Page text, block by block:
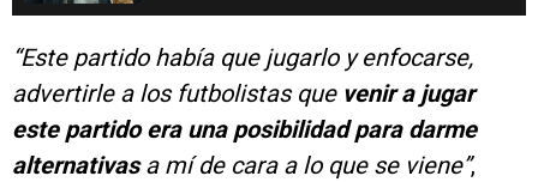
“Este partido había que jugarlo y enfocarse,
advertirle a los futbolistas que venir a jugar
este partido era una posibilidad para darme
alternativasa mí de cara a lo que se viene”,